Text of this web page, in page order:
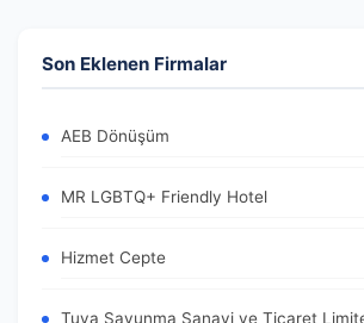
Son Eklenen Firmalar
AEB Dönüşüm
MR LGBTQ+ Friendly Hotel
Hizmet Cepte
Tuva Savunma Sanayi ve Ticaret